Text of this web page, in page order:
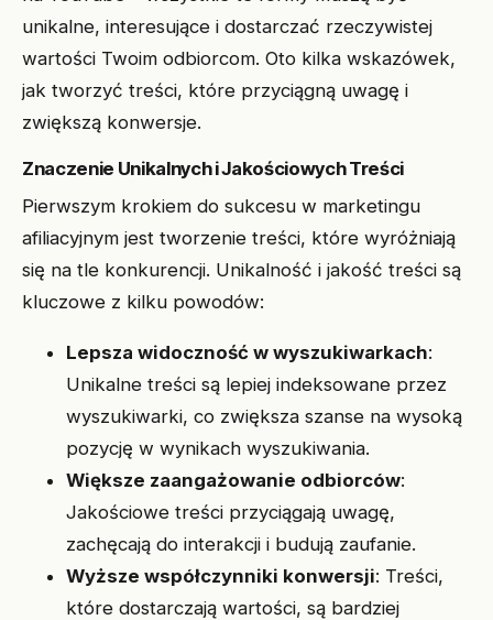
unikalne, interesujące i dostarczać rzeczywistej
wartości Twoim odbiorcom. Oto kilka wskazówek,
jak tworzyć treści, które przyciągną uwagę i
zwiększą konwersje.
Znaczenie Unikalnych i Jakościowych Treści
Pierwszym krokiem do sukcesu w marketingu
afiliacyjnym jest tworzenie treści, które wyróżniają
się na tle konkurencji. Unikalność i jakość treści są
kluczowe z kilku powodów:
Lepsza widoczność w wyszukiwarkach:
Unikalne treści są lepiej indeksowane przez
wyszukiwarki, co zwiększa szanse na wysoką
pozycję w wynikach wyszukiwania.
Większe zaangażowanie odbiorców:
Jakościowe treści przyciągają uwagę,
zachęcają do interakcji i budują zaufanie.
Wyższe współczynniki konwersji: Treści,
które dostarczają wartości, są bardziej